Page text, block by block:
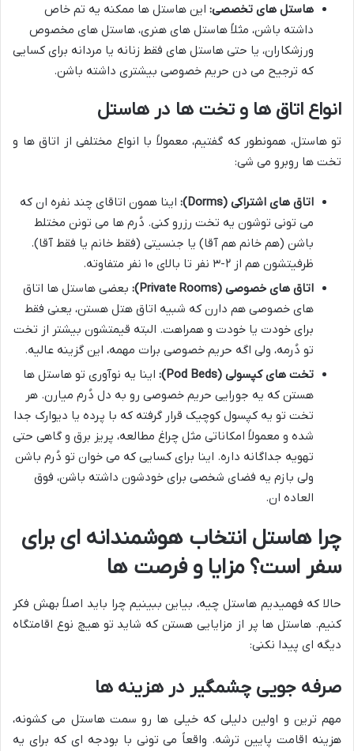
هاستل های تخصصی: این هاستل ها ممکنه یه تم خاص
داشته باشن، مثلاً هاستل های هنری، هاستل های مخصوص
ورزشکاران، یا حتی هاستل های فقط زنانه یا مردانه برای کسایی
که ترجیح می دن حریم خصوصی بیشتری داشته باشن.
انواع اتاق ها و تخت ها در هاستل
تو هاستل، همونطور که گفتیم، معمولاً با انواع مختلفی از اتاق ها و
تخت ها روبرو می شی:
اتاق های اشتراکی (Dorms):
اینا همون اتاقای چند نفره ان که
می تونی توشون یه تخت رزرو کنی. دُرم ها می تونن مختلط
باشن (هم خانم هم آقا) یا جنسیتی (فقط خانم یا فقط آقا).
ظرفیتشون هم از ۲-۳ نفر تا بالای ۱۰ نفر متفاوته.
اتاق های خصوصی (Private Rooms):
بعضی هاستل ها اتاق
های خصوصی هم دارن که شبیه اتاق هتل هستن، یعنی فقط
برای خودت یا خودت و همراهت. البته قیمتشون بیشتر از تخت
تو دُرمه، ولی اگه حریم خصوصی برات مهمه، این گزینه عالیه.
تخت های کپسولی (Pod Beds):
اینا یه نوآوری تو هاستل ها
هستن که یه جورایی حریم خصوصی رو به دل دُرم میارن. هر
تخت تو یه کپسول کوچیک قرار گرفته که با پرده یا دیوارک جدا
شده و معمولاً امکاناتی مثل چراغ مطالعه، پریز برق و گاهی حتی
تهویه جداگانه داره. اینا برای کسایی که می خوان تو دُرم باشن
ولی بازم یه فضای شخصی برای خودشون داشته باشن، فوق
العاده ان.
چرا هاستل انتخاب هوشمندانه ای برای
سفر است؟ مزایا و فرصت ها
حالا که فهمیدیم هاستل چیه، بیاین ببینیم چرا باید اصلاً بهش فکر
کنیم. هاستل ها پر از مزایایی هستن که شاید تو هیچ نوع اقامتگاه
دیگه ای پیدا نکنی:
صرفه جویی چشمگیر در هزینه ها
مهم ترین و اولین دلیلی که خیلی ها رو سمت هاستل می کشونه،
هزینه اقامت پایین ترشه. واقعاً می تونی با بودجه ای که برای یه